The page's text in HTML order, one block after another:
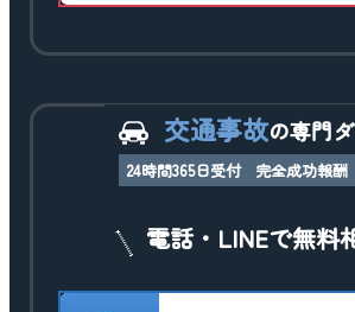
交通事故の専門
24時間365日受付 完全成功報酬
電話・LINEで無料